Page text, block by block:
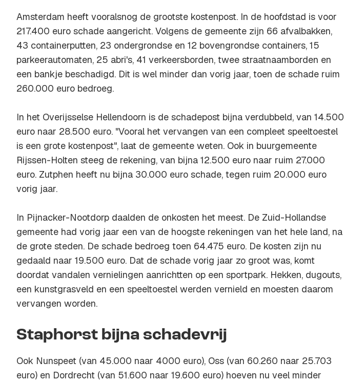
Amsterdam heeft vooralsnog de grootste kostenpost. In de hoofdstad is voor
217.400 euro schade aangericht. Volgens de gemeente zijn 66 afvalbakken,
43 containerputten, 23 ondergrondse en 12 bovengrondse containers, 15
parkeerautomaten, 25 abri's, 41 verkeersborden, twee straatnaamborden en
een bankje beschadigd. Dit is wel minder dan vorig jaar, toen de schade ruim
260.000 euro bedroeg.
In het Overijsselse Hellendoorn is de schadepost bijna verdubbeld, van 14.500
euro naar 28.500 euro. "Vooral het vervangen van een compleet speeltoestel
is een grote kostenpost", laat de gemeente weten. Ook in buurgemeente
Rijssen-Holten steeg de rekening, van bijna 12.500 euro naar ruim 27.000
euro. Zutphen heeft nu bijna 30.000 euro schade, tegen ruim 20.000 euro
vorig jaar.
In Pijnacker-Nootdorp daalden de onkosten het meest. De Zuid-Hollandse
gemeente had vorig jaar een van de hoogste rekeningen van het hele land, na
de grote steden. De schade bedroeg toen 64.475 euro. De kosten zijn nu
gedaald naar 19.500 euro. Dat de schade vorig jaar zo groot was, komt
doordat vandalen vernielingen aanrichtten op een sportpark. Hekken, dugouts,
een kunstgrasveld en een speeltoestel werden vernield en moesten daarom
vervangen worden.
Staphorst bijna schadevrij
Ook Nunspeet (van 45.000 naar 4000 euro), Oss (van 60.260 naar 25.703
euro) en Dordrecht (van 51.600 naar 19.600 euro) hoeven nu veel minder